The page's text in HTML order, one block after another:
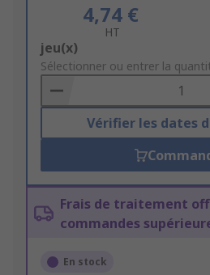
4,74 €
HT
Add
to
Basket
jeu(x)
Sélectionner ou entrer la
Vérifier les dates
Frais de traitement
commandes
En stock